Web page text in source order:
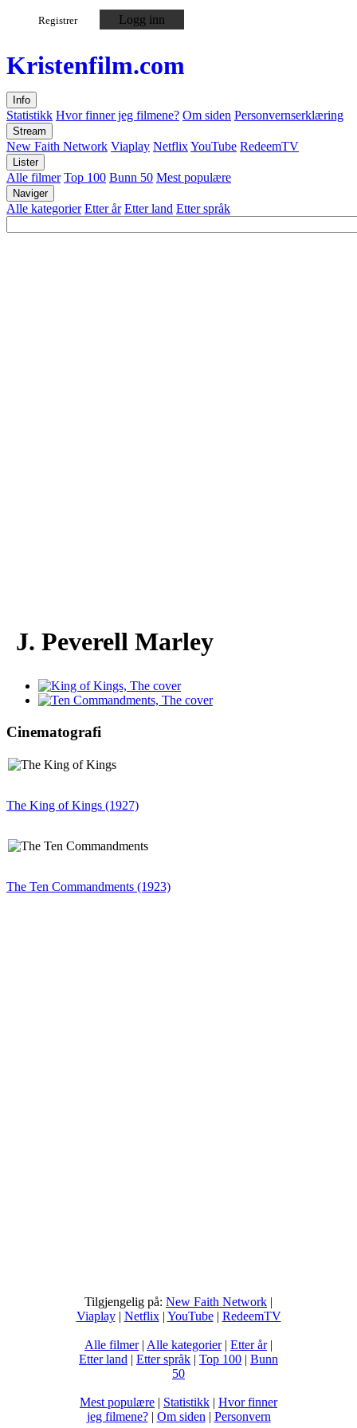
Registrer Logg inn
Kristenfilm.com
Info
Statistikk Hvor finner jeg filmene? Om siden Personvernserklæring
Stream
New Faith Network Viaplay NetflixYouTube RedeemTV
Lister
Alle filmer Top 100 Bunn 50 Mest populære
Naviger
Alle kategorier Etter år Etter land Etter språk
J. Peverell Marley
Cinematografi
The King of Kings (1927)
The Ten Commandments (1923)
Tilgjengelig på: New Faith Network |
Viaplay| Netflix| YouTube| RedeemTV
Alle filmer| Alle kategorier| Etter år|
Etter land | Etter språk | Top 100 | Bunn
50
Mest populære | Statistikk | Hvor finner
jeg filmene?| Om siden | Personvern